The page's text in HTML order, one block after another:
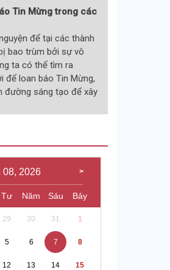
Tin Mừng trong các
để tại các thành
bao trùm bởi sự vô
ta có thể tìm ra
để loan báo Tin Mừng,
đường sáng tạo để xây
08, 2026
Tư Năm Sáu Bảy
29 30 31 1
5 6 7 8
12 13 14 15